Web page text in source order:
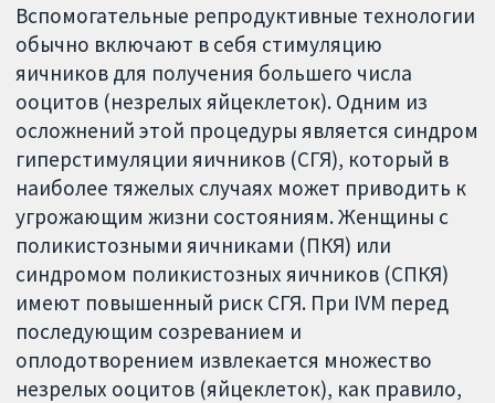
Вспомогательные репродуктивные технологии
обычно включают в себя стимуляцию
яичников для получения большего числа
ооцитов (незрелых яйцеклеток). Одним из
осложнений этой процедуры является синдром
гиперстимуляции яичников (СГЯ), который в
наиболее тяжелых случаях может приводить к
угрожающим жизни состояниям. Женщины с
поликистозными яичниками (ПКЯ) или
синдромом поликистозных яичников (СПКЯ)
имеют повышенный риск СГЯ. При IVM перед
последующим созреванием и
оплодотворением извлекается множество
незрелых ооцитов (яйцеклеток), как правило,